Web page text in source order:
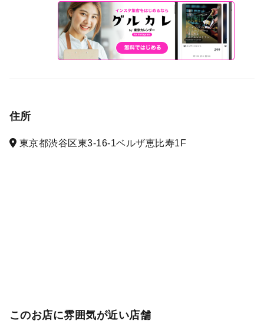
住所
東京都渋谷区東3-16-1ベルザ恵比寿1F
このお店に雰囲気が近い店舗